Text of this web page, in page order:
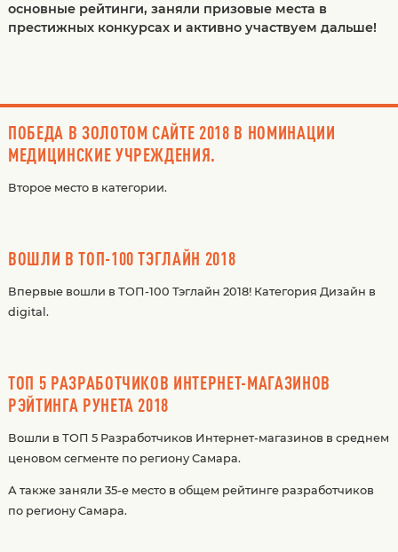
основные рейтинги, заняли призовые места в
престижных конкурсах и активно участвуем дальше!
ПОБЕДА В ЗОЛОТОМ САЙТЕ 2018 В НОМИНАЦИИ
МЕДИЦИНСКИЕ УЧРЕЖДЕНИЯ.
Второе место в категории.
ВОШЛИ В ТОП-100 ТЭГЛАЙН 2018
Впервые вошли в ТОП-100 Тэглайн 2018! Категория Дизайн в
digital.
ТОП 5 РАЗРАБОТЧИКОВ ИНТЕРНЕТ-МАГАЗИНОВ
РЭЙТИНГА РУНЕТА 2018
Вошли в ТОП 5 Разработчиков Интернет-магазинов в среднем
ценовом сегменте по региону Самара.
А также заняли 35-е место в общем рейтинге разработчиков
по региону Самара.